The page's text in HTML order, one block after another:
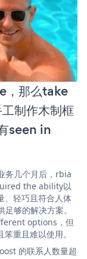
那么take
制作木制框
seen in
务几个月后，rbia
the ability以
、轻巧且符合人体
够的解决方案。
options，但
重且难以使用。
的联系人数量超